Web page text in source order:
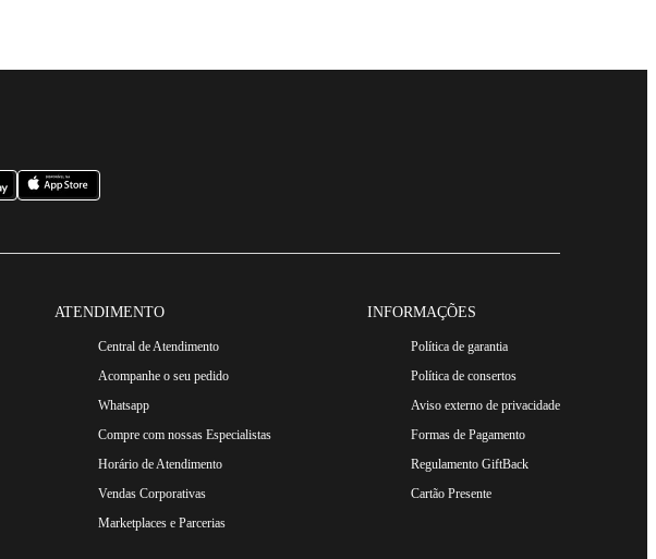
ATENDIMENTO
Central de Atendimento
Acompanhe o seu pedido
Whatsapp
Compre com nossas Especialistas
Horário de Atendimento
Vendas Corporativas
Marketplaces e Parcerias
INFORMAÇÕES
Política de garantia
Política de consertos
Aviso externo de privacidade
Formas de Pagamento
Regulamento GiftBack
Cartão Presente